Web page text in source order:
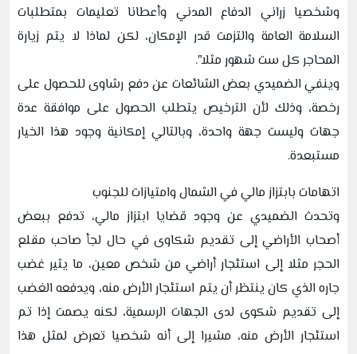
وشخصيا زراني الدفاع المدني وأعطانا تعليمات بمتطلبات
السلامة العامة والتزمت قدر الإمكان، لكن لماذا لا يتم زيارة
المحاجر كل ست شهور مثلا".
وينفي الضميدي بعض الشائعات عن دفع رشاوى للحصول على
رخصة، وذلك لأن الترخيص يتطلب الحصول على موافقة عدة
جهات وليست جهة واحدة، وبالتالي إمكانية وجود هذا الخيار
مستبعدة.
اتهامات بابتزاز مالي في الشمال وامتيازات للجنوب
وتحدث الضميدي عن وجود قضايا ابتزاز مالي، تدفع ببعض
أصحاب الأراضي إلى تقديم شكاوى في حال لجأ صاحب مقلع
الحجر مثلا إلى استئجار أراضي من شخص معين، ما يثير غضب
جاره الذي كان ينتظر أن يتم استئجار الأرض منه، ويدفعه الغضب
إلى تقديم شكوى لدى الجهات الرسمية، لكنه يصمت إذا تم
استئجار الأرض منه، مشيرا إلى أنه شخصيا تعرض لمثل هذا